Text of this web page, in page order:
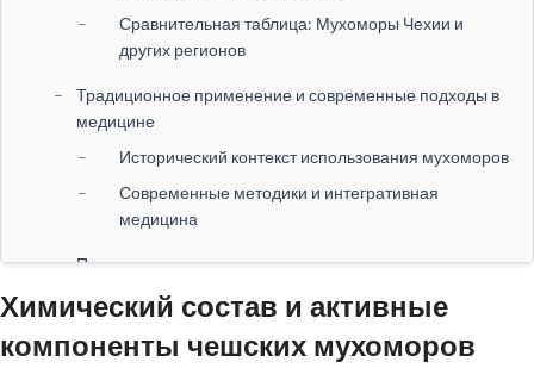
Сравнительная таблица: Мухоморы Чехии и
других регионов
Традиционное применение и современные подходы в
медицине
Исторический контекст использования мухоморов
Современные методики и интегративная
медицина
Практические аспекты использования мухоморов
Лечение и рецепты на основе мухоморов
Химический состав и активные
компоненты чешских мухоморов